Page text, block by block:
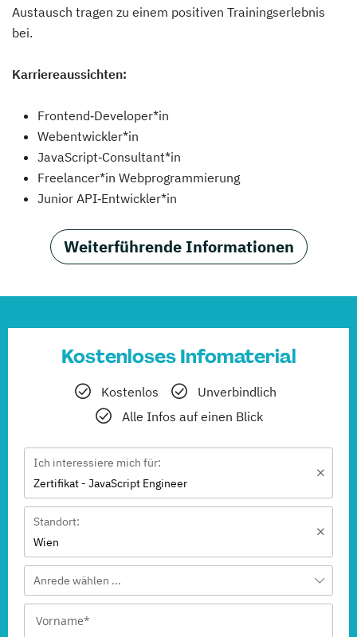
Austausch tragen zu einem positiven Trainingserlebnis
bei.
Karriereaussichten:
Frontend‑Developer*in
Webentwickler*in
JavaScript‑Consultant*in
Freelancer*in Webprogrammierung
Junior API‑Entwickler*in
Weiterführende Informationen
Kostenloses Infomaterial
Kostenlos
Unverbindlich
Alle Infos auf einen Blick
Ich interessiere mich für:
Zertifikat - JavaScript Engineer
Standort:
Wien
Anrede wählen ...